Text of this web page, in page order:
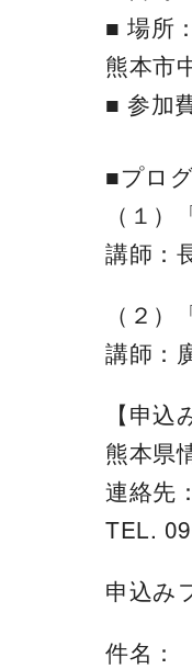
■ 場所
熊本市
■ 参加
■プロ
（１
講師：
（２
講師：
【申込
熊本県
連絡先
TEL.
申込み
件名：